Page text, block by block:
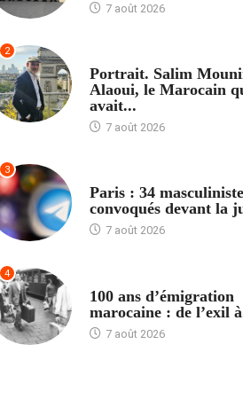
7 août 2026
2
Portrait. Salim
Alaoui, le Marocain
avait...
7 août 2026
3
Paris : 34
convoqués devant la
7 août 2026
4
100 ans d’émigration
marocaine : de l’exil
7 août 2026